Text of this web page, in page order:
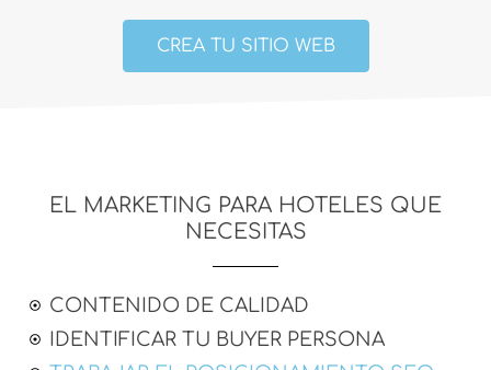
CREA TU SITIO WEB
EL MARKETING PARA HOTELES QUE
NECESITAS
CONTENIDO DE CALIDAD
IDENTIFICAR TU BUYER PERSONA